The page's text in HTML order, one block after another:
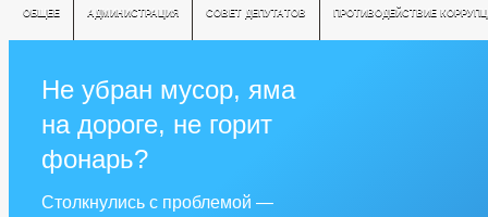
ОБЩЕЕ АДМИНИСТРАЦИЯ СОВЕТ ДЕПУТАТОВ ПРОТИВОДЕЙСТВИЕ
Не убран мусор, яма
на дороге, не горит
фонарь?
Столкнулись с проблемой —